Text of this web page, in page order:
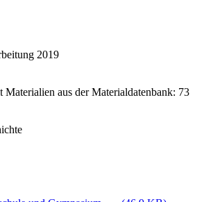
2019
aus der Materialdatenbank: 73